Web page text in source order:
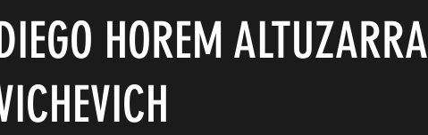
HOREM ALTUZARRA